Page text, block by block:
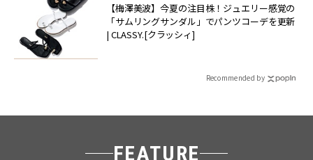
【梅澤美波】今夏の注目株！ジュエリー感覚の
「サムリングサンダル」でパンツコーデを更新
| CLASSY.[クラッシィ]
Recommended by
FEATURE